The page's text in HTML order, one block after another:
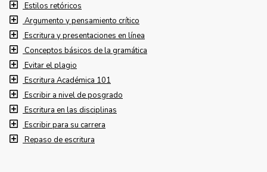
Estilos retóricos
Argumento y pensamiento crítico
Escritura y presentaciones en línea
Conceptos básicos de la gramática
Evitar el plagio
Escritura Académica 101
Escribir a nivel de posgrado
Escritura en las disciplinas
Escribir para su carrera
Repaso de escritura